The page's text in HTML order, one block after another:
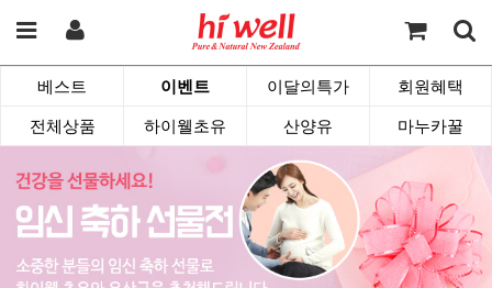
베스트 이벤트 이달의특가 회원혜택
전체상품 하이웰초유 산양유 마누카꿀